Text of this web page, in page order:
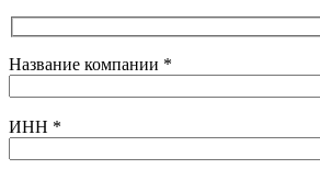
Название компании *
ИНН *